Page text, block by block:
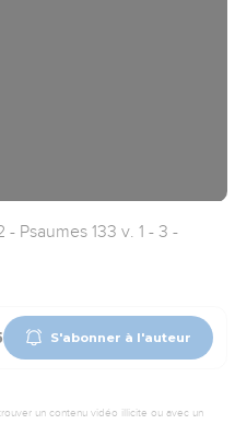
Psaumes 133 v. 1 - 3 -
S'abonner à l'auteur
un contenu vidéo illicite ou avec un